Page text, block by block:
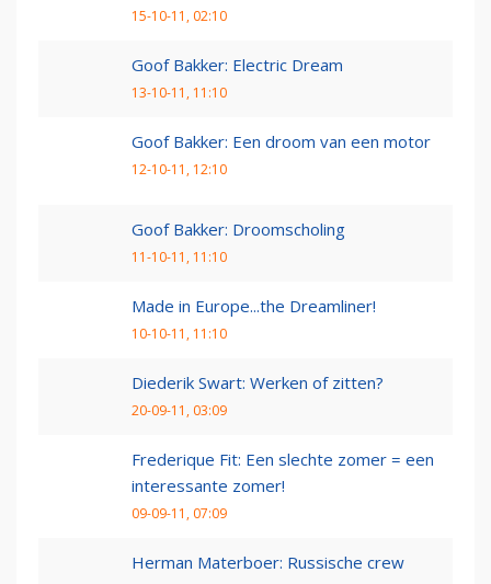
15-10-11, 02:10
Goof Bakker: Electric Dream
13-10-11, 11:10
Goof Bakker: Een droom van een motor
12-10-11, 12:10
Goof Bakker: Droomscholing
11-10-11, 11:10
Made in Europe...the Dreamliner!
10-10-11, 11:10
Diederik Swart: Werken of zitten?
20-09-11, 03:09
Frederique Fit: Een slechte zomer = een
interessante zomer!
09-09-11, 07:09
Herman Materboer: Russische crew